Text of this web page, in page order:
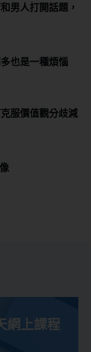
男人打開話題，
也是一種煩惱
服價值觀分歧減
網上課程